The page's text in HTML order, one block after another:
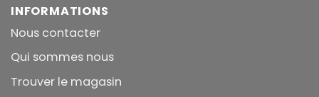
INFORMATIONS
Nous contacter
Qui sommes nous
Trouver le magasin